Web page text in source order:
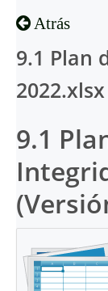
Atrás
9.1 Plan
2022.xlsx
9.1